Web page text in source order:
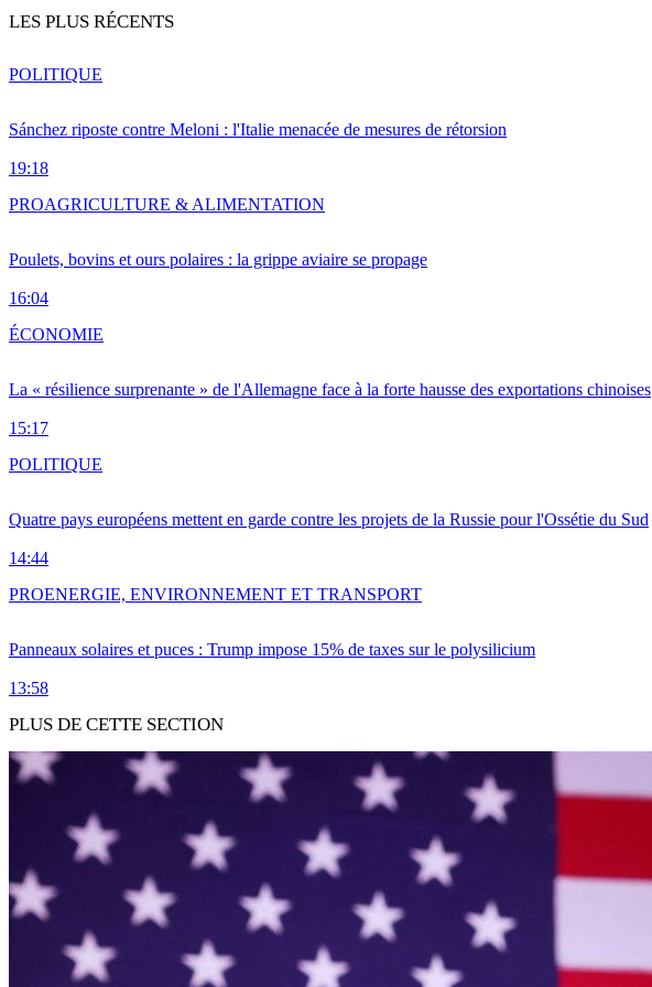
LES PLUS RÉCENTS
Sánchez riposte contre Meloni : l'Italie menacée de mesures de rétorsion
19:18
POLITIQUE
Poulets, bovins et ours polaires : la grippe aviaire se propage
16:04
PROAGRICULTURE & ALIMENTATION
La « résilience surprenante » de l'Allemagne face à la forte hausse des exportations chinoises
15:17
ÉCONOMIE
Quatre pays européens mettent en garde contre les projets de la Russie pour l'Ossétie du Sud
14:44
POLITIQUE
Panneaux solaires et puces : Trump impose 15% de taxes sur le polysilicium
13:58
PROENERGIE, ENVIRONNEMENT ET TRANSPORT
PLUS DE CETTE SECTION